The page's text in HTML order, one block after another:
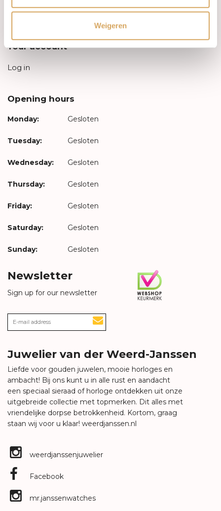
Weigeren
Privacy Policy
Your account
Log in
Opening hours
Monday: Gesloten
Tuesday: Gesloten
Wednesday: Gesloten
Thursday: Gesloten
Friday: Gesloten
Saturday: Gesloten
Sunday: Gesloten
Newsletter
Sign up for our newsletter
Juwelier van der Weerd-Janssen
Liefde voor gouden juwelen, mooie horloges en
ambacht! Bij ons kunt u in alle rust en aandacht
een speciaal sieraad of horloge ontdekken uit onze
uitgebreide collectie met topmerken. Dit alles met
vriendelijke dorpse betrokkenheid. Kortom, graag
staan wij voor u klaar! weerdjanssen.nl
weerdjanssenjuwelier
Facebook
mr.janssenwatches